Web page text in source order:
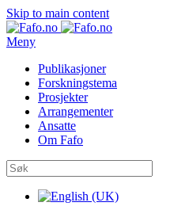
Skip to main content
Meny
Publikasjoner
Forskningstema
Prosjekter
Arrangementer
Ansatte
Om Fafo